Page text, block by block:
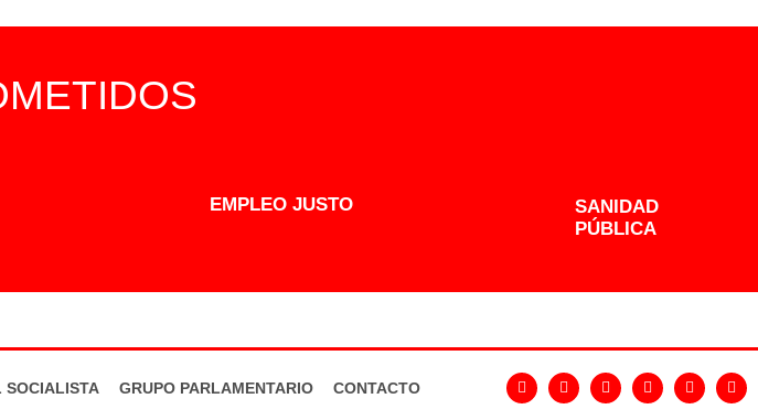
EMPLEO JUSTO
SANIDAD
PÚBLICA
SOCIALISTA GRUPO PARLAMENTARIO CONTACTO